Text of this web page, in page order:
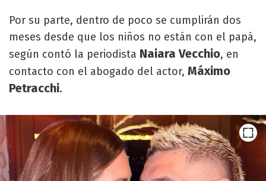
Por su parte, dentro de poco se cumplirán dos
meses desde que los niños no están con el papá,
según contó la periodista Naiara Vecchio, en
contacto con el abogado del actor, Máximo
Petracchi.